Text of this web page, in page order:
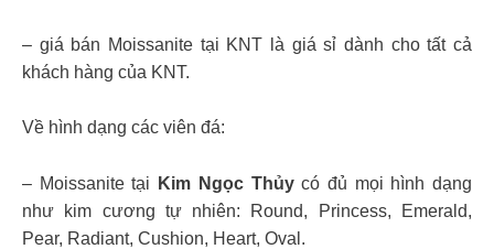
– giá bán Moissanite tại KNT là giá sỉ dành cho tất cả
khách hàng của KNT.
Về hình dạng các viên đá:
– Moissanite tại Kim Ngọc Thủycó đủ mọi hình dạng
như kim cương tự nhiên: Round, Princess, Emerald,
Pear, Radiant, Cushion, Heart, Oval.